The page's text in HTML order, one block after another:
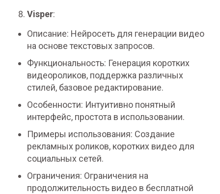
Visper:
Описание: Нейросеть для генерации видео
на основе текстовых запросов.
Функциональность: Генерация коротких
видеороликов, поддержка различных
стилей, базовое редактирование.
Особенности: Интуитивно понятный
интерфейс, простота в использовании.
Примеры использования: Создание
рекламных роликов, коротких видео для
социальных сетей.
Ограничения: Ограничения на
продолжительность видео в бесплатной